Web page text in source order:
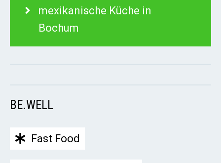
mexikanische Küche in
Bochum
BE.WELL
Fast Food